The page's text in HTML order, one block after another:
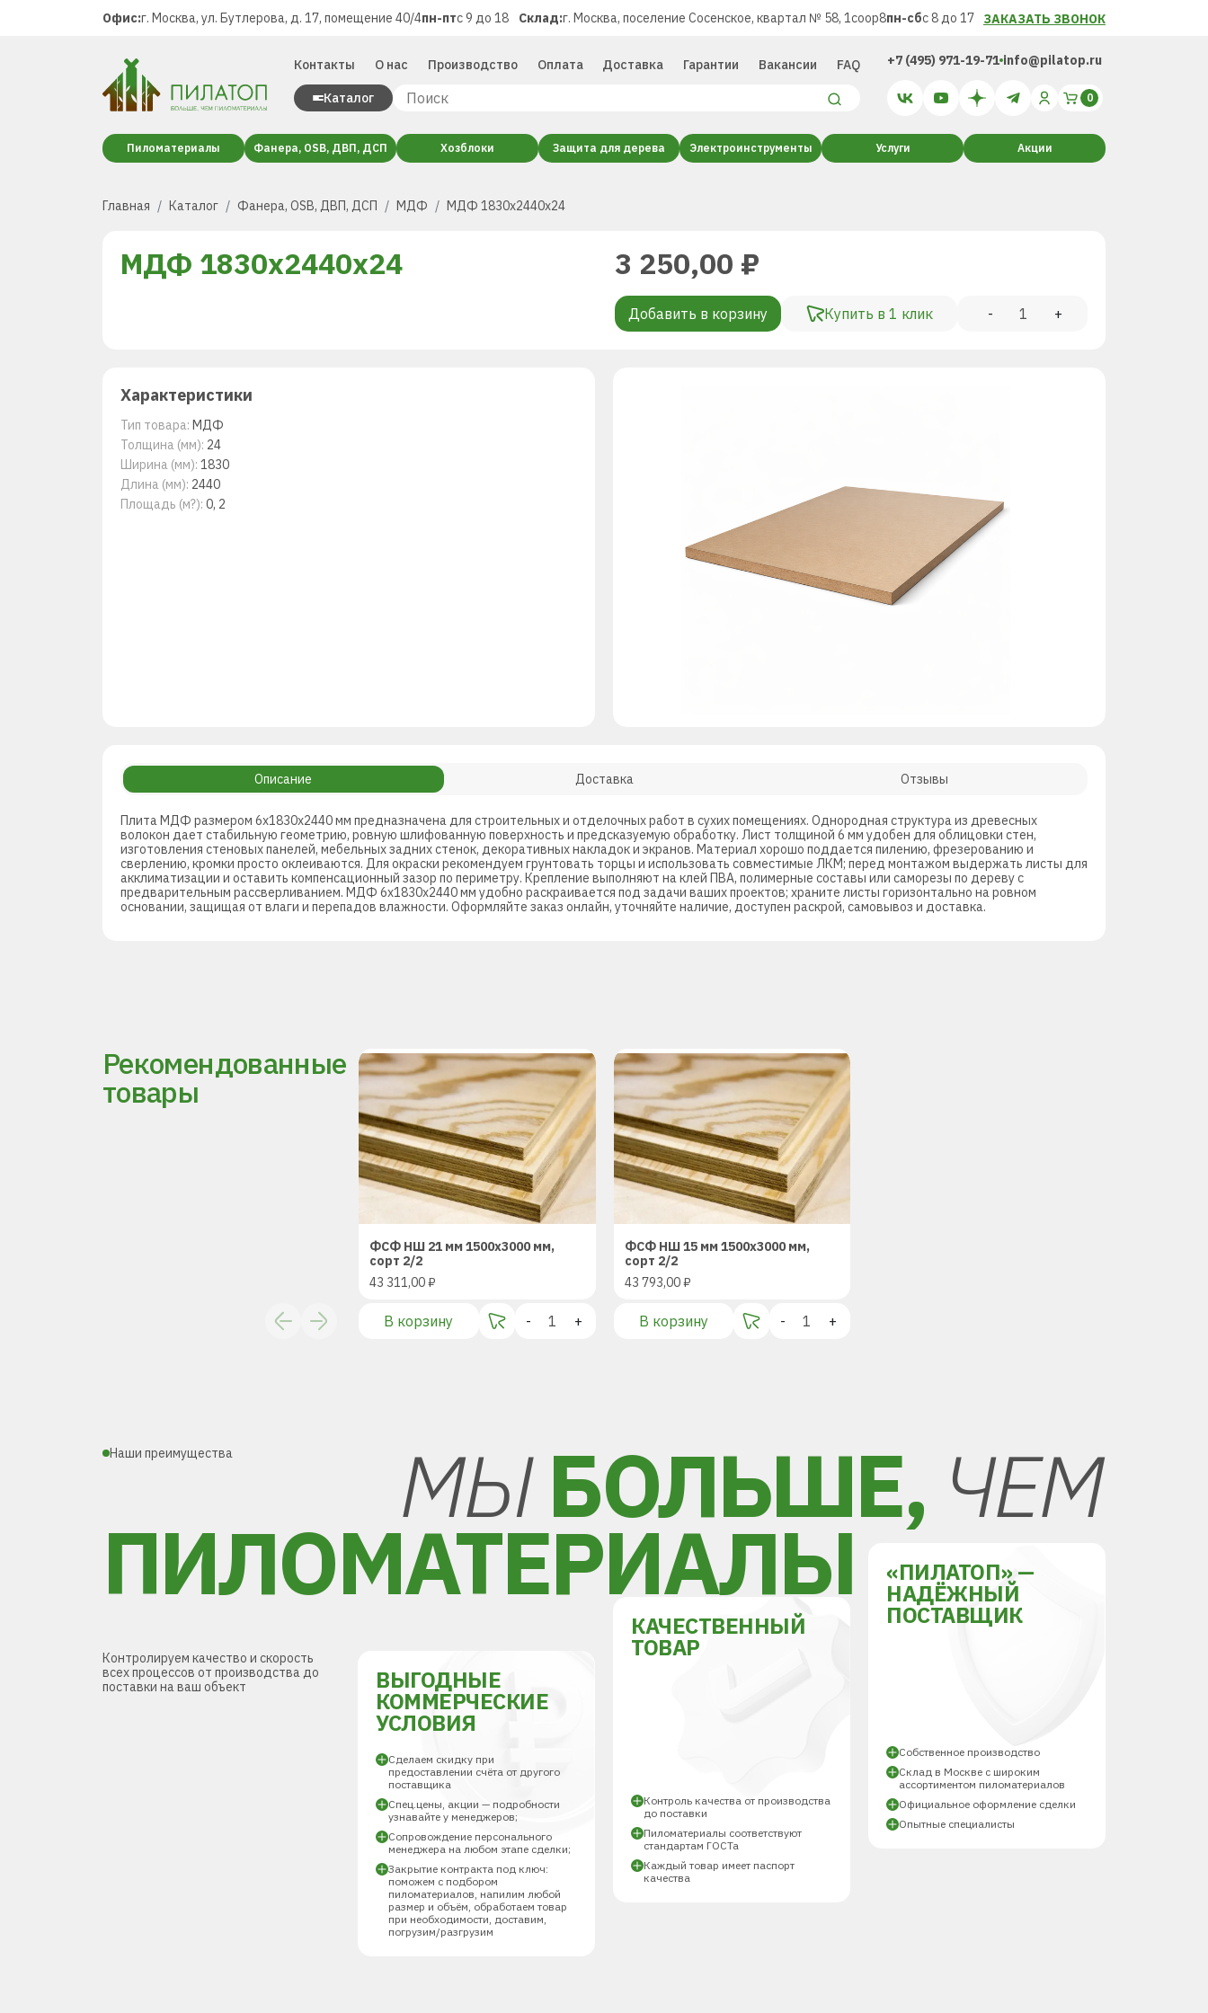
Офис:г. Москва, ул. Бутлерова, д. 17, помещение 40/4пн-птс 9 до 18 Склад:г. Москва, поселение Сосенское, квартал № 58, 1соор8пн-сбс 8 до 17 ЗАКАЗАТЬ ЗВОНОК
Контакты О нас Производство Оплата Доставка Гарантии Вакансии FAQ
Каталог
+7 (495) 971-19-71 info@pilatop.ru
Пиломатериалы Фанера, OSB, ДВП, ДСП Хозблоки Защита для дерева Электроинструменты Услуги Акции
Главная Каталог Фанера, OSB, ДВП, ДСП МДФ МДФ 1830x2440x24
МДФ 1830x2440x24 3 250,00 ₽
Добавить в корзину Купить в 1 клик - +
Характеристики
Тип товара: МДФ
Толщина (мм): 24
Ширина (мм): 1830
Длина (мм): 2440
Площадь (м?): 0, 2
Описание Доставка Отзывы
Плита МДФ размером 6х1830х2440 мм предназначена для строительных и отделочных работ в сухих помещениях. Однородная структура из древесных
волокон дает стабильную геометрию, ровную шлифованную поверхность и предсказуемую обработку. Лист толщиной 6 мм удобен для облицовки стен,
изготовления стеновых панелей, мебельных задних стенок, декоративных накладок и экранов. Материал хорошо поддается пилению, фрезерованию и
сверлению, кромки просто оклеиваются. Для окраски рекомендуем грунтовать торцы и использовать совместимые ЛКМ; перед монтажом выдержать листы для
акклиматизации и оставить компенсационный зазор по периметру. Крепление выполняют на клей ПВА, полимерные составы или саморезы по дереву с
предварительным рассверливанием. МДФ 6х1830х2440 мм удобно раскраивается под задачи ваших проектов; храните листы горизонтально на ровном
основании, защищая от влаги и перепадов влажности. Оформляйте заказ онлайн, уточняйте наличие, доступен раскрой, самовывоз и доставка.
Рекомендованные
товары
ФСФ НШ 21 мм 1500х3000 мм,
сорт 2/2
43 311,00₽
В корзину - +
ФСФ НШ 15 мм 1500х3000 мм,
сорт 2/2
43 793,00₽
В корзину - +
Наши преимущества МЫБОЛЬШЕ, ЧЕМ
ПИЛОМАТЕРИАЛЫ
Контролируем качество и скорость
всех процессов от производства до
поставки на ваш объект
ВЫГОДНЫЕ
КОММЕРЧЕСКИЕ
УСЛОВИЯ
Сделаем скидку при
предоставлении счёта от другого
поставщика
Спец.цены, акции — подробности
узнавайте у менеджеров;
Сопровождение персонального
менеджера на любом этапе сделки;
Закрытие контракта под ключ:
поможем с подбором
пиломатериалов, напилим любой
размер и объём, обработаем товар
при необходимости, доставим,
погрузим/разгрузим
КАЧЕСТВЕННЫЙ
ТОВАР
Контроль качества от производства
до поставки
Пиломатериалы соответствуют
стандартам ГОСТа
Каждый товар имеет паспорт
качества
«ПИЛАТОП» —
НАДЁЖНЫЙ
ПОСТАВЩИК
Собственное производство
Склад в Москве с широким
ассортиментом пиломатериалов
Официальное оформление сделки
Опытные специалисты